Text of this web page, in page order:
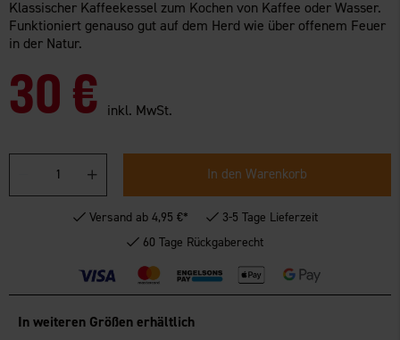
Klassischer Kaffeekessel zum Kochen von Kaffee oder Wasser.
Funktioniert genauso gut auf dem Herd wie über offenem Feuer
in der Natur.
30 € inkl. MwSt.
In den Warenkorb
Versand ab 4,95 €*
3-5 Tage Lieferzeit
60 Tage Rückgaberecht
In weiteren Größen erhältlich